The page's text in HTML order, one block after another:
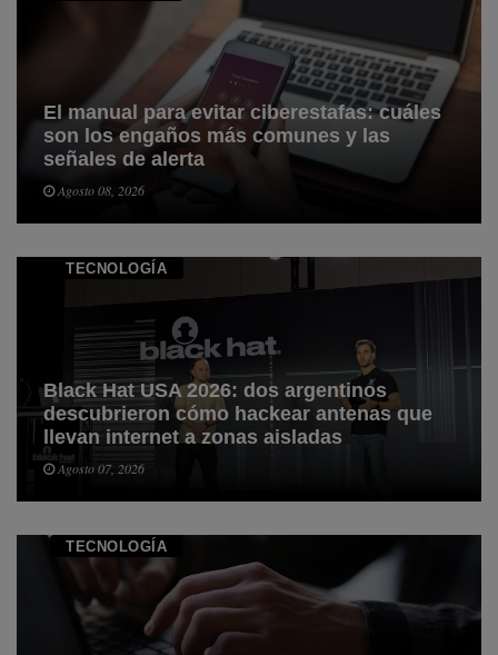
El manual para evitar ciberestafas: cuáles
son los engaños más comunes y las
señales de alerta
Agosto 08, 2026
TECNOLOGÍ­A
Black Hat USA 2026: dos argentinos
descubrieron cómo hackear antenas que
llevan internet a zonas aisladas
Agosto 07, 2026
TECNOLOGÍ­A